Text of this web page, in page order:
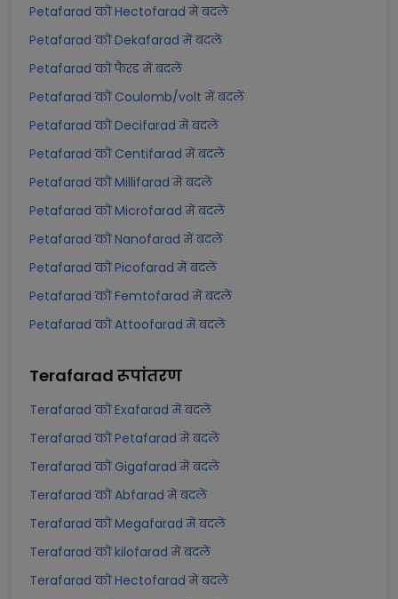
Petafarad को Hectofarad में बदलें
Petafarad को Dekafarad में बदलें
Petafarad को फैरड में बदलें
Petafarad को Coulomb/volt में बदलें
Petafarad को Decifarad में बदलें
Petafarad को Centifarad में बदलें
Petafarad को Millifarad में बदलें
Petafarad को Microfarad में बदलें
Petafarad को Nanofarad में बदलें
Petafarad को Picofarad में बदलें
Petafarad को Femtofarad में बदलें
Petafarad को Attoofarad में बदलें
Terafarad रूपांतरण
Terafarad को Exafarad में बदलें
Terafarad को Petafarad में बदलें
Terafarad को Gigafarad में बदलें
Terafarad को Abfarad में बदलें
Terafarad को Megafarad में बदलें
Terafarad को kilofarad में बदलें
Terafarad को Hectofarad में बदलें